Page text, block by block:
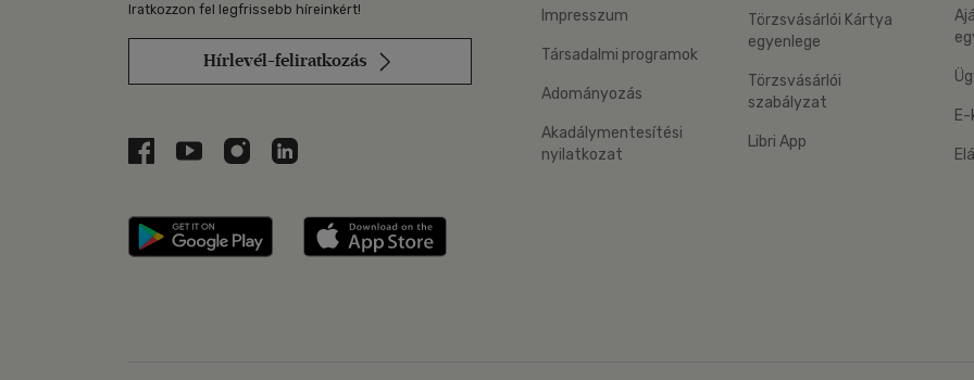
Iratkozzon fel legfrissebb híreinkért!
Hírlevél-feliratkozás
Libri a Facebookon
Libri a Youtube-on
Libri az Instagramon
Libri a LinkedInen
Libri applikáció Szerezd meg: Google Play
Impresszum
Társadalmi programok
Adományozás
Akadálymentesítési
nyilatkozat
Törzsvásárlói Kártya
egyenlege
Törzsvásárlói
szabályzat
Libri App